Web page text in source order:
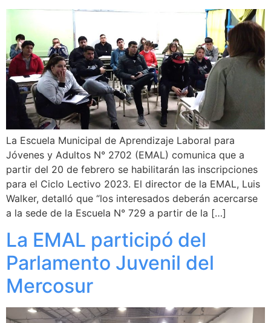
La Escuela Municipal de Aprendizaje Laboral para
Jóvenes y Adultos N° 2702 (EMAL) comunica que a
partir del 20 de febrero se habilitarán las inscripciones
para el Ciclo Lectivo 2023. El director de la EMAL, Luis
Walker, detalló que “los interesados deberán acercarse
a la sede de la Escuela N° 729 a partir de la […]
La EMAL participó del
Parlamento Juvenil del
Mercosur